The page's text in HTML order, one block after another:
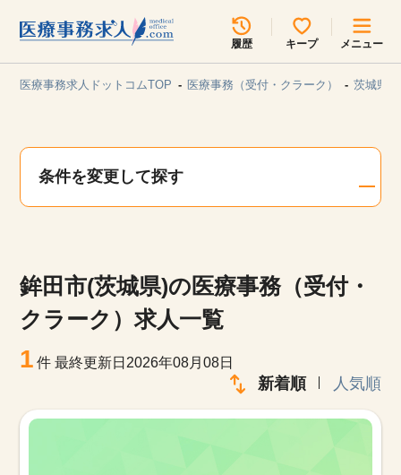
履歴 キープ メニュー
見学会・イベント情報
医療事務求人ドットコムTOP 医療事務（受付・クラーク） 茨城県/
条件を変更して探す
鉾田市(茨城県)の医療事務（受付・
クラーク）求人一覧
1 件最終更新日2026年08月08日
新着順 人気順
所在地のエリアを選択してください
各支店担当よりご連絡させていただきます。
関東
甲信越・北陸 中国・四国
九州・沖縄